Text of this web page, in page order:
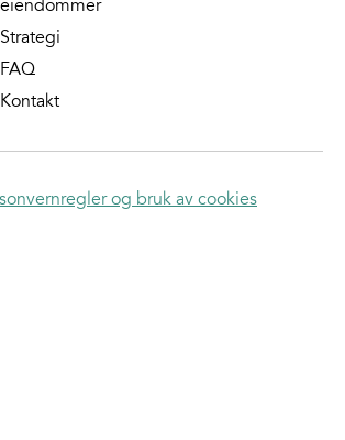
eiendommer
Strategi
FAQ
Kontakt
og bruk av cookies